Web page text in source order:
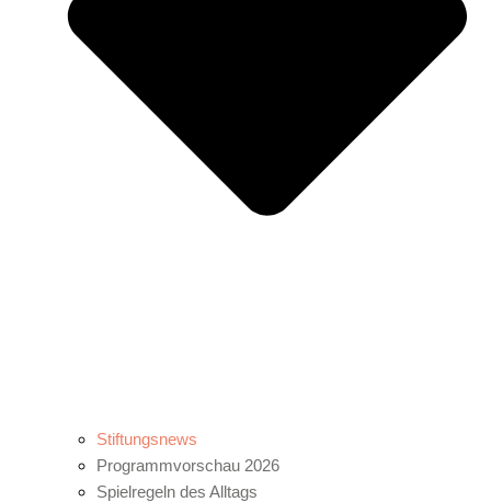
Stiftungsnews
Programmvorschau 2026
Spielregeln des Alltags